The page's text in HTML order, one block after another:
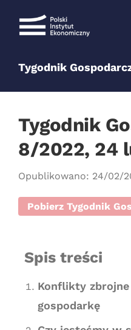
Tygodnik
Tygodnik
8/2022, 24
Opublikowano: 24/02/
Pobierz Tygodnik
Spis treści
Konflikty
gospodarkę